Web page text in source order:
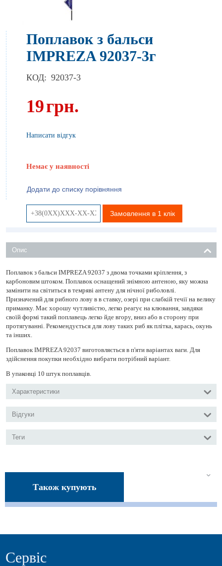
Поплавок з бальси
IMPREZA 92037-3г
КОД: 92037-3
19грн.
Написати відгук
Немає у наявності
Додати до списку порівняння
Замовлення в 1 клік
Опис
Поплавок з бальси IMPREZA 92037 з двома точками кріплення, з
карбоновим штоком. Поплавок оснащений знімною антеною, яку можна
замінити на світиться в темряві антену для нічної риболовлі.
Призначений для рибного лову в в ставку, озері при слабкій течії на велику
приманку. Має хорошу чутливістю, легко реагує на клювання, завдяки
своїй формі такий поплавець легко йде вгору, вниз або в сторону при
протягуванні. Рекомендується для лову таких риб як плітка, карась, окунь
та інших.
Поплавок IMPREZA 92037 виготовляється в п'яти варіантах ваги. Для
здійснення покупки необхідно вибрати потрібний варіант.
В упаковці 10 штук поплавців.
Характеристики
Відгуки
Теги
Також купують
Сервіс